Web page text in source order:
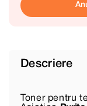
Descriere
Toner pentru